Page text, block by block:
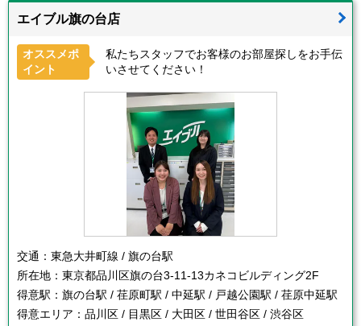
エイブル旗の台店
オススメポ
イント
私たちスタッフでお客様のお部屋探しをお手伝
いさせてください！
交通： 東急大井町線 / 旗の台駅
所在地： 東京都品川区旗の台3-11-13カネコビルディング2F
得意駅： 旗の台駅 / 荏原町駅 / 中延駅 / 戸越公園駅 / 荏原中延駅
得意エリア： 品川区 / 目黒区 / 大田区 / 世田谷区 / 渋谷区